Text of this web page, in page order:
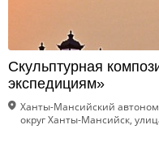
Скульптурная
экспедициям»
Ханты-Мансийский
округ Ханты-Мансийск,